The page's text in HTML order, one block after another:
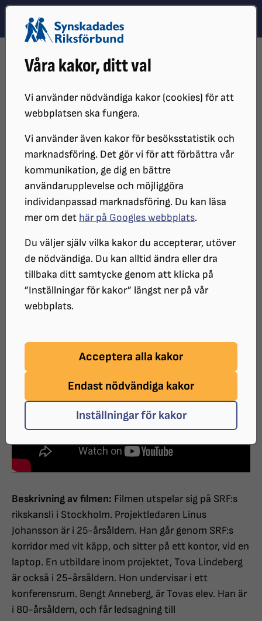
Våra kakor, ditt val
Vi använder nödvändiga kakor (cookies) för att
webbplatsen ska fungera.
Vi använder även kakor för besöksstatistik och
marknadsföring. Det gör vi för att förbättra vår
kommunikation, ge dig en bättre
användarupplevelse och möjliggöra
individanpassad marknadsföring. Du kan läsa
mer om det här på Googles webbplats.
Du väljer själv vilka kakor du accepterar, utöver
de nödvändiga. Du kan alltid ändra eller dra
tillbaka ditt samtycke genom att klicka på
”Inställningar för kakor” längst ner på vår
webbplats.
Acceptera alla kakor
Endast nödvändiga kakor
Inställningar för kakor
Hoppa till innehåll
Hoppa till hitta snabbt
UTBILDARE TILL DIGITALA BARNBARN
Utbildare till Digitala barnbarn
Är du mellan 16 och 35 år, synskadad
och brinner för att dela med dig av dina
tekniska kunskaper? Vill du göra en
verklig skillnad för äldre synskadade i
din region? Då har vi den perfekta
möjligheten för dig! Nu söker vi på
Synskadades Riksförbund fler
engagerade utbildare till Digitala
barnbarn.
Beskrivning av filmen: Filmen utspelar sig på SRF:s
rikskansli i Stockholm. Projektledaren Linus
Johansson är i 25-årsåldern. Han går genom SRF:s
korridor med vit käpp, och sitter på ett kontor, vid en
laptop. En utbildare inom projektet, Tova Lindeberg
är också i 25-årsåldern. Hon undervisar i ett
konferensrum. Bengt Anneberg, är Tovas elev. Han är
i 80-årsåldern, och får ledsagning till